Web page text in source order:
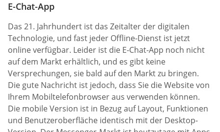
E-Chat-App
Das 21. Jahrhundert ist das Zeitalter der digitalen
Technologie, und fast jeder Offline-Dienst ist jetzt
online verfügbar. Leider ist die E-Chat-App noch nicht
auf dem Markt erhältlich, und es gibt keine
Versprechungen, sie bald auf den Markt zu bringen.
Die gute Nachricht ist jedoch, dass Sie die Website von
Ihrem Mobiltelefonbrowser aus verwenden können.
Die mobile Version ist in Bezug auf Layout, Funktionen
und Benutzeroberfläche identisch mit der Desktop-